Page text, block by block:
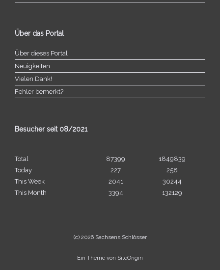
Über das Portal
Über dieses Portal
Neuigkeiten
Vielen Dank!
Fehler bemerkt?
Besucher seit 08/​2021
Total 87399
1849839
Today
227
258
This Week
2041
30244
This Month
3394 132129
(c) 2026 Sachsens Schlösser
Ein Theme von SiteOrigin